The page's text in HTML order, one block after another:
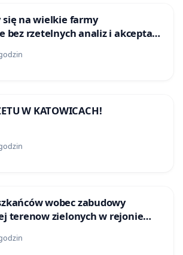
się na wielkie farmy
bez rzetelnych analiz i akceptacji
W KATOWICACH!
wobec zabudowy
terenow zielonych w rejonie
w Bielsku-Białej